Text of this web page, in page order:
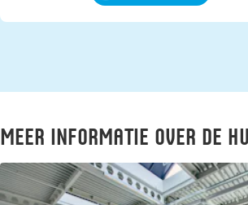
meer informatie over de HU